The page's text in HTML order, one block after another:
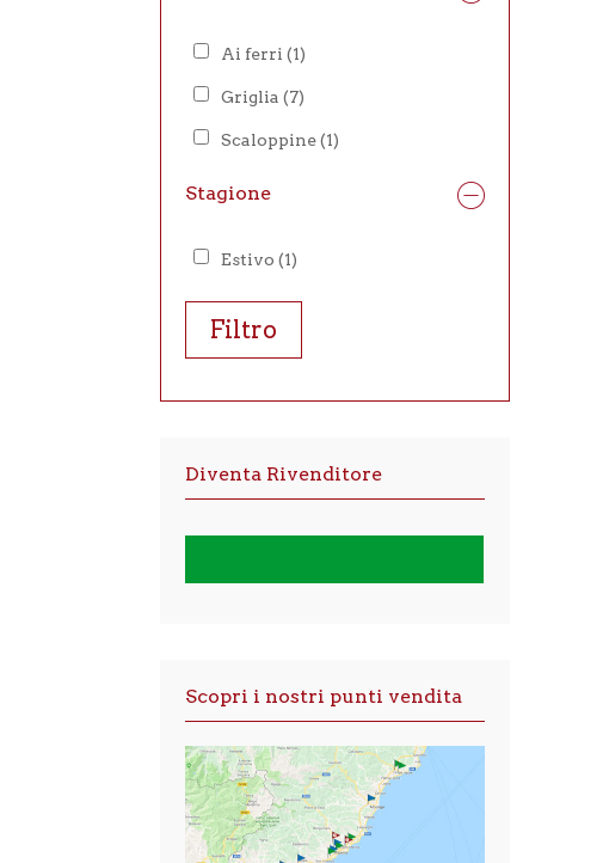
Ai ferri (1)
Griglia (7)
Scaloppine (1)
Stagione
Estivo (1)
Filtro
Diventa Rivenditore
Scopri i nostri punti vendita